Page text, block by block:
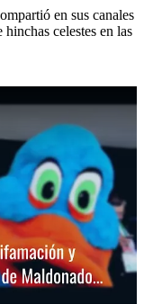
en sus canales
celestes en las
Celeste radicó